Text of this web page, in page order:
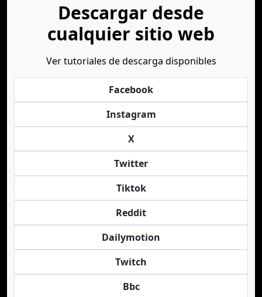
Descargar desde
cualquier sitio web
Ver tutoriales de descarga disponibles
Facebook
Instagram
X
Twitter
Tiktok
Reddit
Dailymotion
Twitch
Bbc